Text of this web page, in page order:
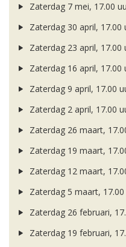
Zaterdag 7 mei, 17.00
Zaterdag 30 april, 17.00
Zaterdag 23 april, 17.00
Zaterdag 16 april, 17.00
Zaterdag 9 april, 17.00
Zaterdag 2 april, 17.00
Zaterdag 26 maart,
Zaterdag 19 maart,
Zaterdag 12 maart,
Zaterdag 5 maart,
Zaterdag 26 februari,
Zaterdag 19 februari,